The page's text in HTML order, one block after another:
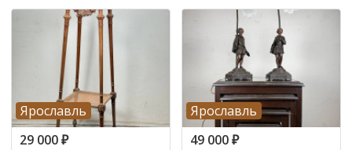
Ярославль
29 000₽
Ярославль
49 000₽